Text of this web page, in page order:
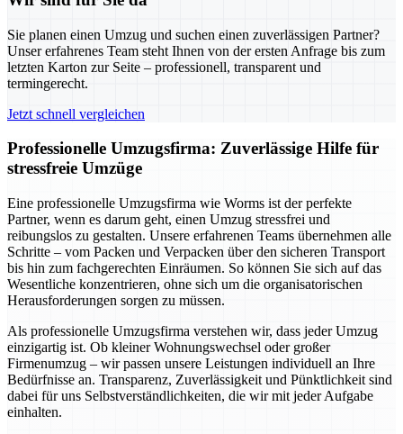
Sie planen einen Umzug und suchen einen zuverlässigen Partner?
Unser erfahrenes Team steht Ihnen von der ersten Anfrage bis zum
letzten Karton zur Seite – professionell, transparent und
termingerecht.
Jetzt schnell vergleichen
Professionelle Umzugsfirma: Zuverlässige Hilfe für
stressfreie Umzüge
Eine professionelle Umzugsfirma wie Worms ist der perfekte
Partner, wenn es darum geht, einen Umzug stressfrei und
reibungslos zu gestalten. Unsere erfahrenen Teams übernehmen alle
Schritte – vom Packen und Verpacken über den sicheren Transport
bis hin zum fachgerechten Einräumen. So können Sie sich auf das
Wesentliche konzentrieren, ohne sich um die organisatorischen
Herausforderungen sorgen zu müssen.
Als professionelle Umzugsfirma verstehen wir, dass jeder Umzug
einzigartig ist. Ob kleiner Wohnungswechsel oder großer
Firmenumzug – wir passen unsere Leistungen individuell an Ihre
Bedürfnisse an. Transparenz, Zuverlässigkeit und Pünktlichkeit sind
dabei für uns Selbstverständlichkeiten, die wir mit jeder Aufgabe
einhalten.